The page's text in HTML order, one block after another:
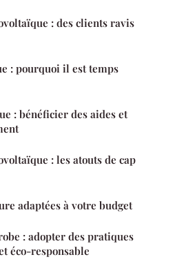
: des clients ravis
: pourquoi il est temps
: bénéficier des aides et
: les atouts de cap
adaptées à votre budget
: adopter des pratiques
éco-responsable